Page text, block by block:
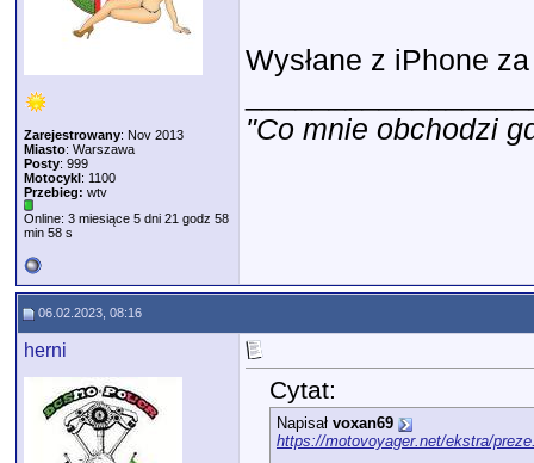
Zarejestrowany: Nov 2013
Miasto: Warszawa
Posty: 999
Motocykl: 1100
Przebieg: wtv
Online: 3 miesiące 5 dni 21 godz 58
min 58 s
Wysłane z iPhone
"Co mnie obchodzi
06.02.2023, 08:16
herni
Cytat:
Napisał voxan69
https://motovoyager.net/ekstra/